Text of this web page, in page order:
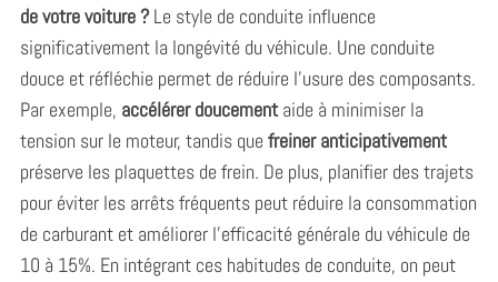
de votre voiture ?Le style de conduite influence
significativement la longévité du véhicule. Une conduite
douce et réfléchie permet de réduire l’usure des composants.
Par exemple, accélérer doucementaide à minimiser la
tension sur le moteur, tandis que freiner anticipativement
préserve les plaquettes de frein. De plus, planifier des trajets
pour éviter les arrêts fréquents peut réduire la consommation
de carburant et améliorer l’efficacité générale du véhicule de
10 à 15%. En intégrant ces habitudes de conduite, on peut